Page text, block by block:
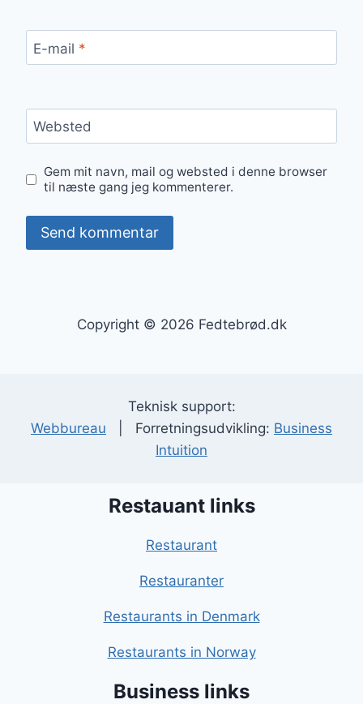
E-mail *
Websted
Gem mit navn, mail og websted i denne browser
til næste gang jeg kommenterer.
Copyright © 2026 Fedtebrød.dk
Teknisk support:
Webbureau | Forretningsudvikling: Business
Intuition
Restauant links
Restaurant
Restauranter
Restaurants in Denmark
Restaurants in Norway
Business links